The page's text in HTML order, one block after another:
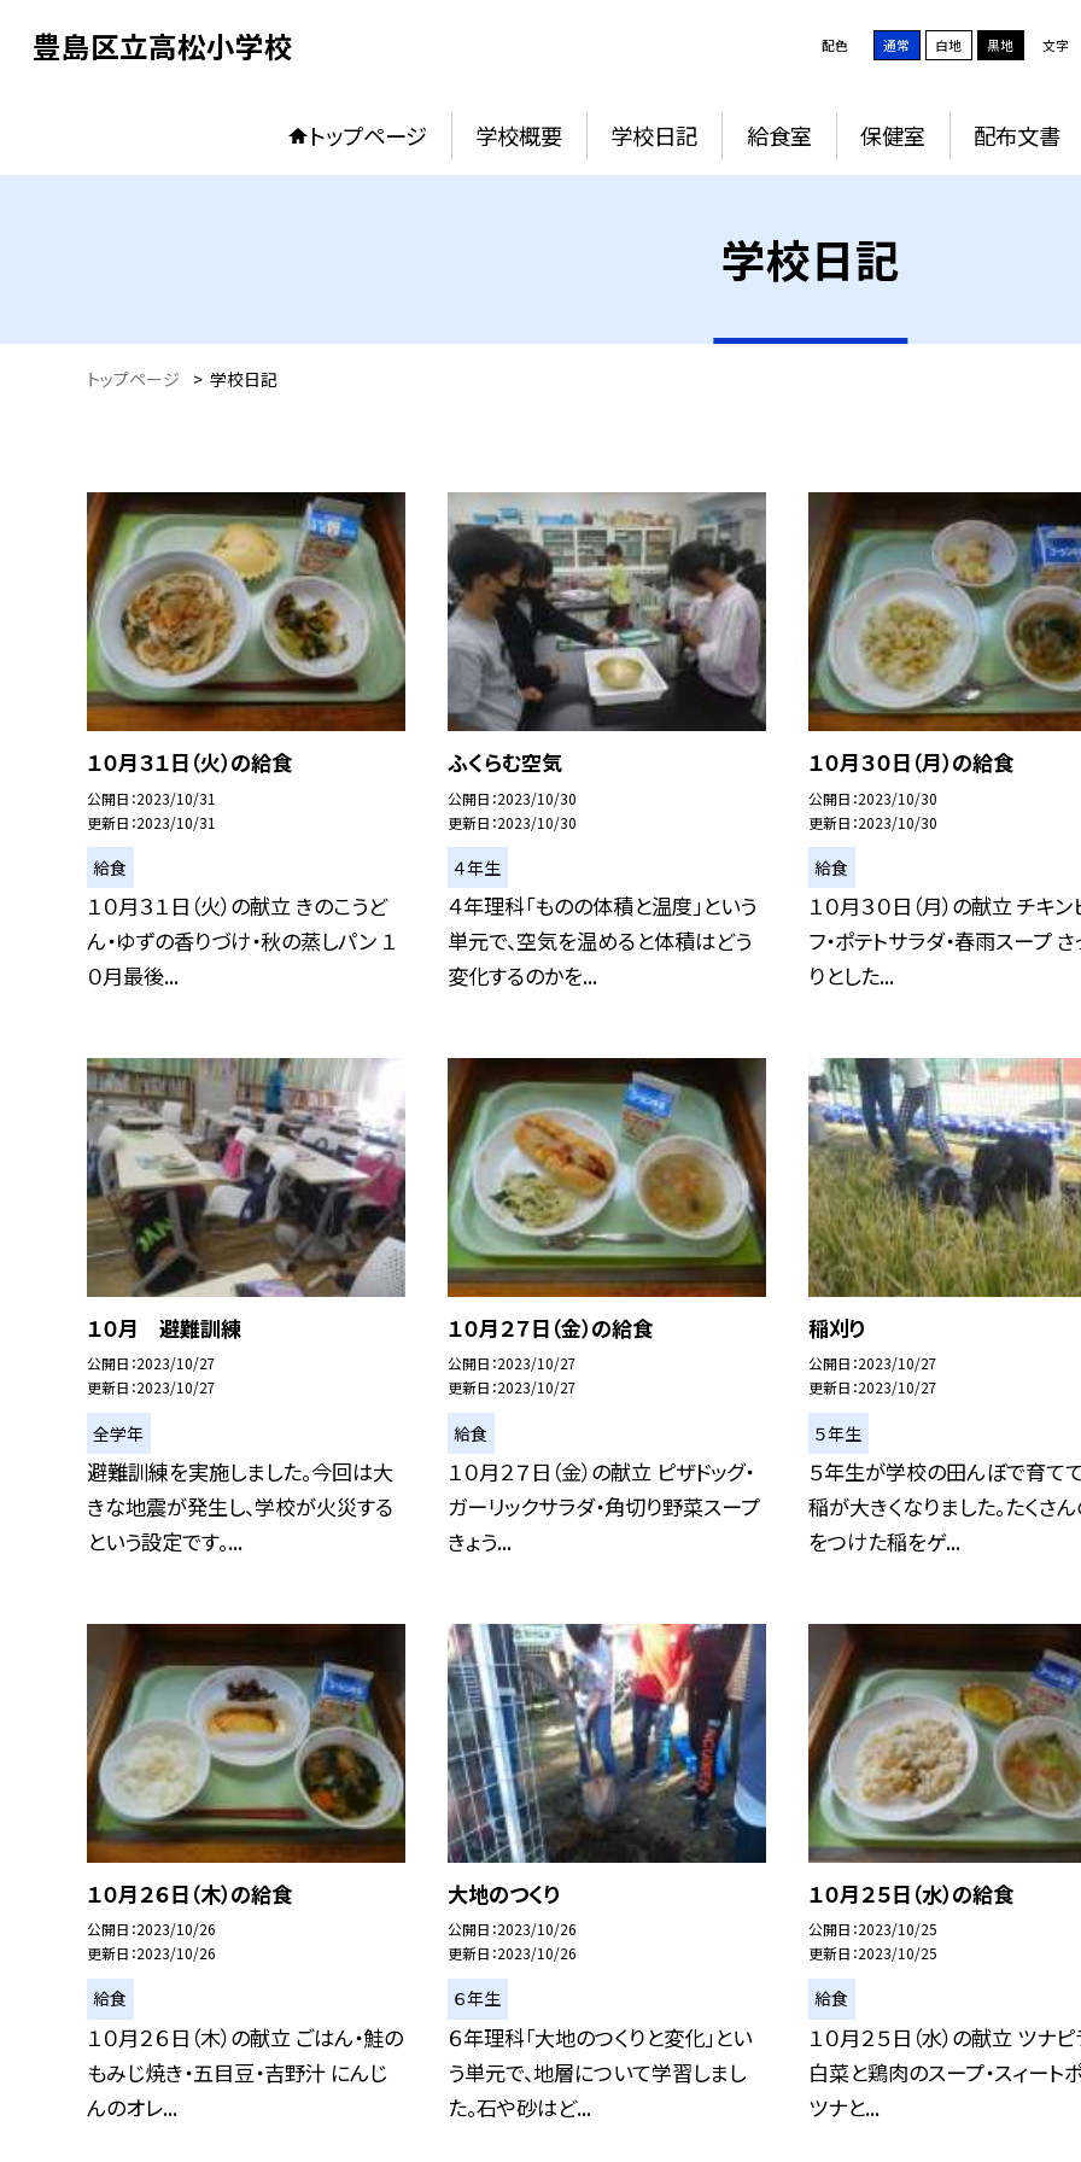
豊島区立高松小学校 配色 通常 白地 黒地 文字
トップページ 学校概要 学校日記 給食室 保健室 配布文書
学校日記
トップページ > 学校日記
１０月３１日（火）の給食
公開日 2023/10/31
更新日 2023/10/31
給食
１０月３１日（火）の献立 きのこうど
ん・ゆずの香りづけ・秋の蒸しパン １
０月最後...
ふくらむ空気
公開日 2023/10/30
更新日 2023/10/30
４年生
４年理科「ものの体積と温度」という
単元で、空気を温めると体積はどう
変化するのかを...
１０月３０日（月）の給食
公開日 2023/10/30
更新日 2023/10/30
給食
１０月３０日（月）の献立 チキン
フ・ポテトサラダ・春雨スープ
りとした...
１０月 避難訓練
公開日 2023/10/27
更新日 2023/10/27
全学年
避難訓練を実施しました。今回は大
きな地震が発生し、学校が火災する
という設定です。...
１０月２７日（金）の給食
公開日 2023/10/27
更新日 2023/10/27
給食
１０月２７日（金）の献立 ピザドッグ・
ガーリックサラダ・角切り野菜スープ
きょう...
稲刈り
公開日 2023/10/27
更新日 2023/10/27
５年生
５年生が学校の田んぼで育て
稲が大きくなりました。たくさ
をつけた稲をゲ...
１０月２６日（木）の給食
公開日 2023/10/26
更新日 2023/10/26
給食
１０月２６日（木）の献立 ごはん・鮭の
もみじ焼き・五目豆・吉野汁 にんじ
んのオレ...
大地のつくり
公開日 2023/10/26
更新日 2023/10/26
６年生
６年理科「大地のつくりと変化」とい
う単元で、地層について学習しまし
た。石や砂はど...
１０月２５日（水）の給食
公開日 2023/10/25
更新日 2023/10/25
給食
１０月２５日（水）の献立 ツナピ
白菜と鶏肉のスープ・スィート
ツナと...